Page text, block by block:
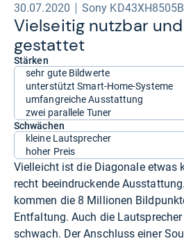
30.07.2020 Sony
Viel­sei­tig nutz­bar
ge­stat­tet
Stärken
sehr gute Bildwerte
unterstützt Smart-Home-Systeme
umfangreiche Ausstattung
zwei parallele Tuner
Schwächen
kleine Lautsprecher
hoher Preis
Vielleicht ist die Diagonale etwas
recht beeindruckende
kommen die 8 Millionen
Entfaltung. Auch die
schwach. Der Anschluss einer